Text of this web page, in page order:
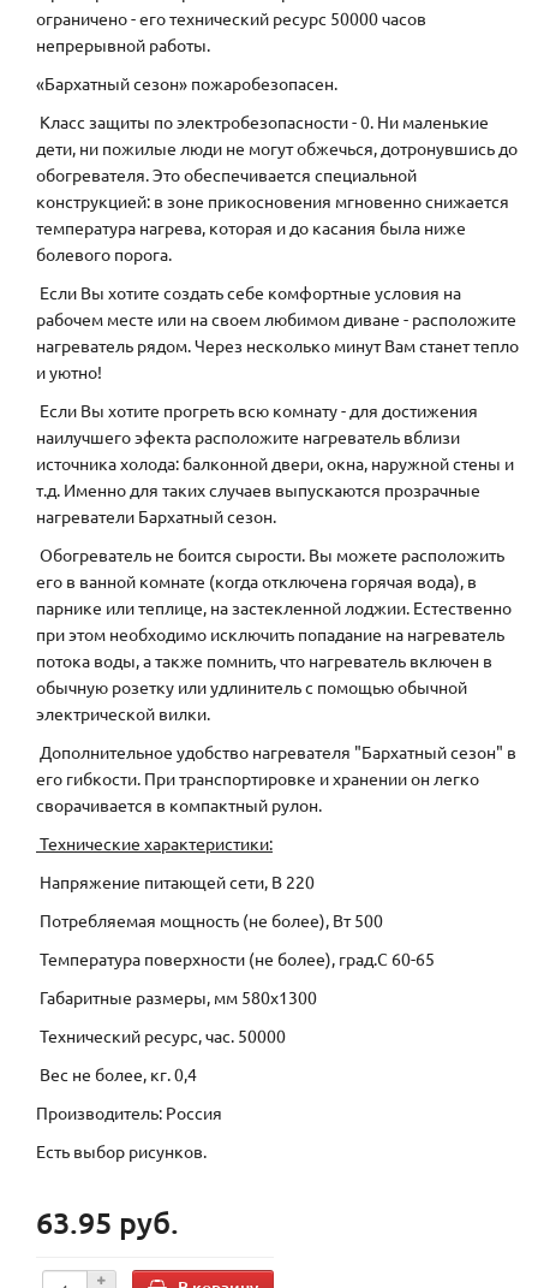
ограничено - его технический ресурс 50000 часов
непрерывной работы.
«Бархатный сезон» пожаробезопасен.
Класс защиты по электробезопасности - 0. Ни маленькие
дети, ни пожилые люди не могут обжечься, дотронувшись до
обогревателя. Это обеспечивается специальной
конструкцией: в зоне прикосновения мгновенно снижается
температура нагрева, которая и до касания была ниже
болевого порога.
Если Вы хотите создать себе комфортные условия на
рабочем месте или на своем любимом диване - расположите
нагреватель рядом. Через несколько минут Вам станет тепло
и уютно!
Если Вы хотите прогреть всю комнату - для достижения
наилучшего эфекта расположите нагреватель вблизи
источника холода: балконной двери, окна, наружной стены и
т.д. Именно для таких случаев выпускаются прозрачные
нагреватели Бархатный сезон.
Обогреватель не боится сырости. Вы можете расположить
его в ванной комнате (когда отключена горячая вода), в
парнике или теплице, на застекленной лоджии. Естественно
при этом необходимо исключить попадание на нагреватель
потока воды, а также помнить, что нагреватель включен в
обычную розетку или удлинитель с помощью обычной
электрической вилки.
Дополнительное удобство нагревателя "Бархатный сезон" в
его гибкости. При транспортировке и хранении он легко
сворачивается в компактный рулон.
Технические характеристики:
Напряжение питающей сети, В 220
Потребляемая мощность (не более), Вт 500
Температура поверхности (не более), град.С 60-65
Габаритные размеры, мм 580x1300
Технический ресурс, час. 50000
Вес не более, кг. 0,4
Производитель: Россия
Есть выбор рисунков.
63.95 руб.